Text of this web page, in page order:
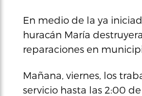
En medio de la ya
huracán María
reparaciones en
Mañana, viernes, los
servicio hasta las 2:00